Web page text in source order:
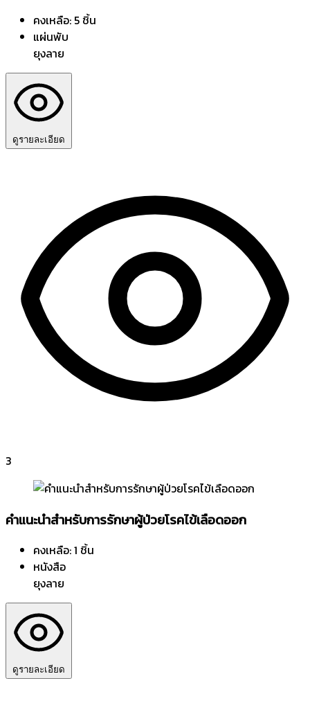
คงเหลือ: 5 ชิ้น
แผ่นพับ
ยุงลาย
ดูรายละเอียด
3
คำแนะนำสำหรับการรักษาผู้ป่วยโรคไข้เลือดออก
คงเหลือ: 1 ชิ้น
หนังสือ
ยุงลาย
ดูรายละเอียด